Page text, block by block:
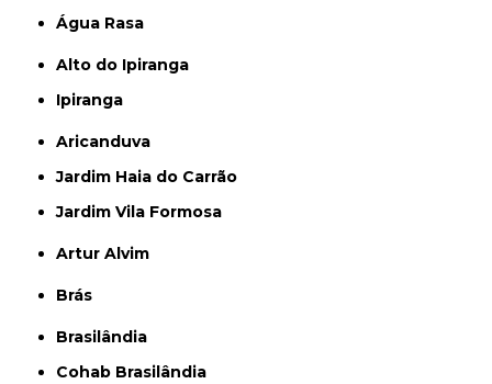
Água Rasa
Alto do Ipiranga
Ipiranga
Aricanduva
Jardim Haia do Carrão
Jardim Vila Formosa
Artur Alvim
Brás
Brasilândia
Cohab Brasilândia